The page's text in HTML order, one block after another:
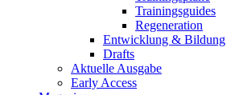
Trainingsguides
Regeneration
Entwicklung & Bildung
Drafts
Aktuelle Ausgabe
Early Access